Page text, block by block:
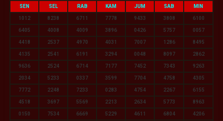
SEN SEL RAB KAM JUM SAB MIN
1012 8238 6711 7778 9433 3808 6100
6405 4008 4009 3896 0426 5757 0057
4418 2537 4970 4031 7007 1286 8495
4135 2541 6191 3294 0048 8097 2862
9636 2524 6714 7177 7452 7343 9263
2034 5233 0337 3599 7704 4758 4305
7772 2248 7233 0283 4754 2267 6155
4518 3697 5569 2213 2634 5773 8963
0150 7534 6669 5229 4611 6804 4206